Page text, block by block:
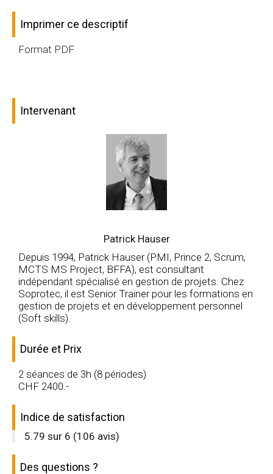
Imprimer ce descriptif
Format PDF
Intervenant
Patrick Hauser
Depuis 1994, Patrick Hauser (PMI, Prince 2, Scrum,
MCTS MS Project, BFFA), est consultant
indépendant spécialisé en gestion de projets. Chez
Soprotec, il est Senior Trainer pour les formations en
gestion de projets et en développement personnel
(Soft skills).
Durée et Prix
2 séances de 3h (8 périodes)
CHF 2400.-
Indice de satisfaction
5.79 sur 6 (106 avis)
Des questions ?